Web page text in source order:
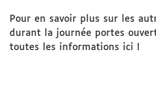
Pour en savoir plus sur les
durant la journée portes
toutes les informations ici !